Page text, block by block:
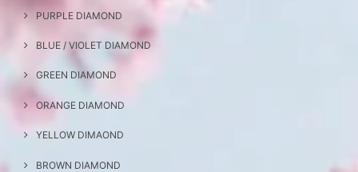
PURPLE DIAMOND
BLUE / VIOLET DIAMOND
GREEN DIAMOND
ORANGE DIAMOND
YELLOW DIMAOND
BROWN DIAMOND